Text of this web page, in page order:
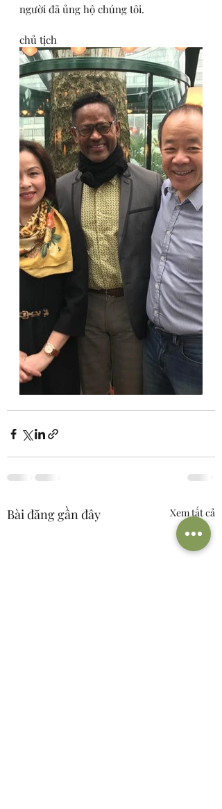
người đã ủng hộ chúng tôi.
chủ tịch
Bài đăng gần đây Xem tất cả